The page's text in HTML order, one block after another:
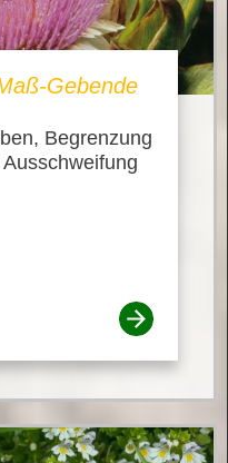
Gebende
Begrenzung